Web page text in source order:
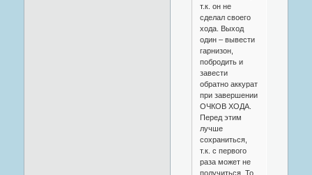
т.к. он не
сделал своего
хода. Выход
один – вывести
гарнизон,
побродить и
завести
обратно аккурат
при завершении
ОЧКОВ ХОДА.
Перед этим
лучше
сохраниться,
т.к. с первого
раза может не
получиться. То